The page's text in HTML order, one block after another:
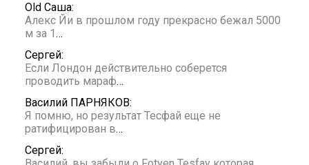
Old Саша:
Алекс Йи в прошлом году прекрасно бежал 5000
м за 1…
Сергей:
Если Лондон действительно соберется
проводить мараф…
Василий ПАРНЯКОВ:
Я помню, но результат Тесфай еще не
ратифицирован в…
Сергей: